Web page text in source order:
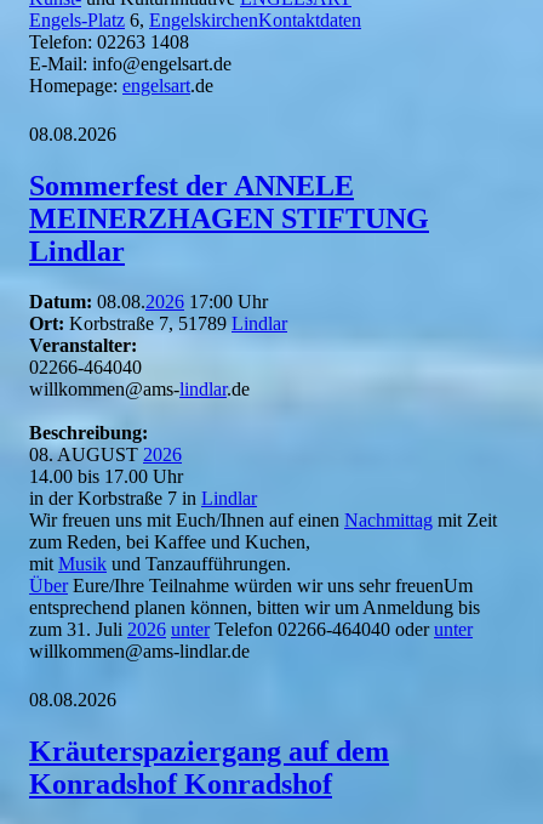
Engels-Platz 6, EngelskirchenKontaktdaten
Telefon: 02263 1408
E-Mail: info@engelsart.de
Homepage: engelsart.de
08.08.2026
Sommerfest der ANNELE
MEINERZHAGEN STIFTUNG
Lindlar
Datum: 08.08.2026 17:00 Uhr
Ort: Korbstraße 7, 51789Lindlar
Veranstalter:
02266-464040
willkommen@ams-lindlar.de
Beschreibung:
08. AUGUST 2026
14.00 bis 17.00 Uhr
in der Korbstraße 7 in Lindlar
Wir freuen uns mit Euch/Ihnen auf einen Nachmittag mit Zeit
zum Reden, bei Kaffee und Kuchen,
mitMusik und Tanzaufführungen.
ÜberEure/Ihre Teilnahme würden wir uns sehr freuenUm
entsprechend planen können, bitten wir um Anmeldung bis
zum 31. Juli 2026 unterTelefon 02266-464040 oderunter
willkommen@ams-lindlar.de
08.08.2026
Kräuterspaziergang auf dem
Konradshof Konradshof